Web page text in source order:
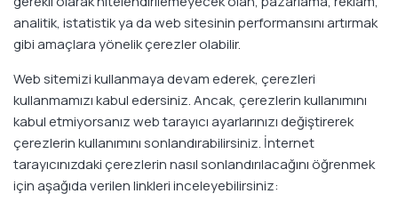
analitik, istatistik ya da web sitesinin performansını artırmak
gibi amaçlara yönelik çerezler olabilir.
Web sitemizi kullanmaya devam ederek, çerezleri
kullanmamızı kabul edersiniz. Ancak, çerezlerin kullanımını
kabul etmiyorsanız web tarayıcı ayarlarınızı değiştirerek
çerezlerin kullanımını sonlandırabilirsiniz. İnternet
tarayıcınızdaki çerezlerin nasıl sonlandırılacağını öğrenmek
için aşağıda verilen linkleri inceleyebilirsiniz: